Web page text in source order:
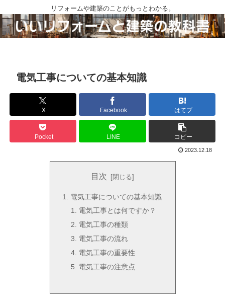
リフォームや建築のことがもっとわかる。
電気工事についての基本知識
X Facebook はてブ
Pocket LINE コピー
2023.12.18
目次
電気工事についての基本知識
電気工事とは何ですか？
電気工事の種類
電気工事の流れ
電気工事の重要性
電気工事の注意点